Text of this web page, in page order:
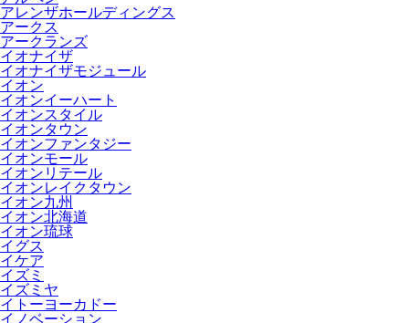
アレンザホールディングス
アークス
アークランズ
イオナイザ
イオナイザモジュール
イオン
イオンイーハート
イオンスタイル
イオンタウン
イオンファンタジー
イオンモール
イオンリテール
イオンレイクタウン
イオン九州
イオン北海道
イオン琉球
イグス
イケア
イズミ
イズミヤ
イトーヨーカドー
イノベーション